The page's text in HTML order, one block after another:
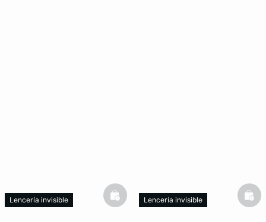
Lencería invisible basketfullLencería invisible